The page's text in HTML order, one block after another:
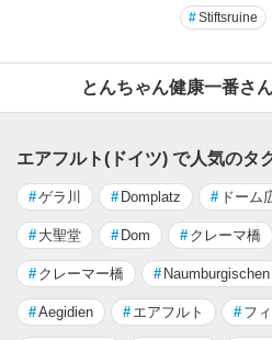
#Stiftsruine
とんちゃん健康一番さ
エアフルト(ドイツ) で人気のタ
#ゲラ川 # Domplatz # ドーム
# 大聖堂 # Dom # クレーマ橋
# クレーマー橋 # Naumburgischen
#Aegidien # エアフルト # フ